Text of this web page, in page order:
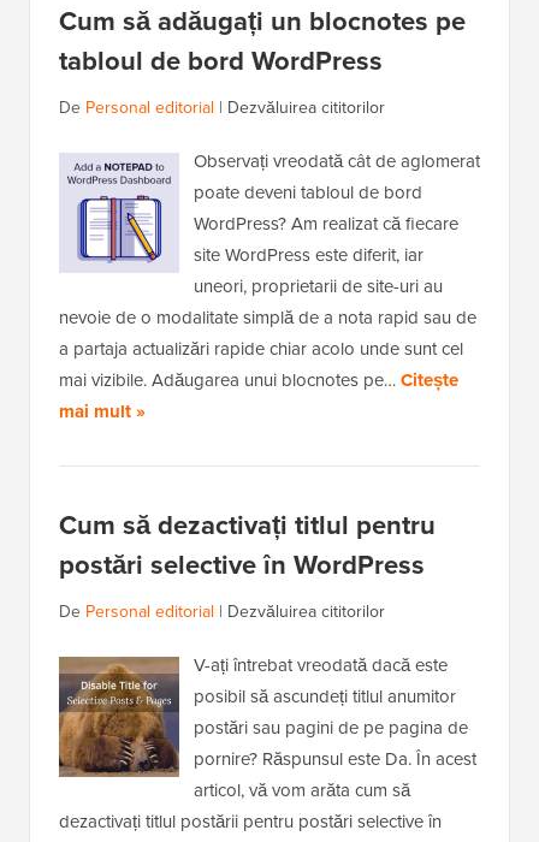
Cum să adăugați un blocnotes pe
tabloul de bord WordPress
De Personal editorial | Dezvăluirea cititorilor
Observați vreodată cât de aglomerat
poate deveni tabloul de bord
WordPress? Am realizat că fiecare
site WordPress este diferit, iar
uneori, proprietarii de site-uri au
nevoie de o modalitate simplă de a nota rapid sau de
a partaja actualizări rapide chiar acolo unde sunt cel
mai vizibile. Adăugarea unui blocnotes pe…Citește
mai mult »
Cum să dezactivați titlul pentru
postări selective în WordPress
De Personal editorial | Dezvăluirea cititorilor
V-ați întrebat vreodată dacă este
posibil să ascundeți titlul anumitor
postări sau pagini de pe pagina de
pornire? Răspunsul este Da. În acest
articol, vă vom arăta cum să
dezactivați titlul postării pentru postări selective în